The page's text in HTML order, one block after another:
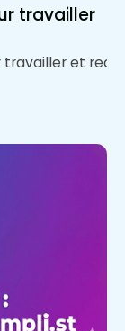
travailler
et